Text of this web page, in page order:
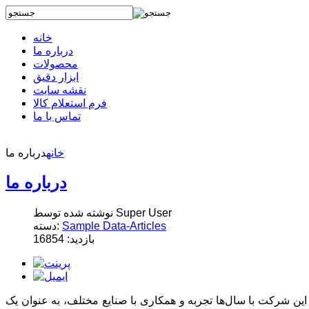
خانه
درباره ما
محصولات
ابزار دقیق
نقشه سایت
فرم استعلام کالا
تماس با ما
خانهدرباره ما
درباره ما
نوشته شده توسط Super User
دسته: Sample Data-Articles
بازدید: 16854
شرکت با سال‌ها تجربه و همکاری با صنایع مختلف، به عنوان یک